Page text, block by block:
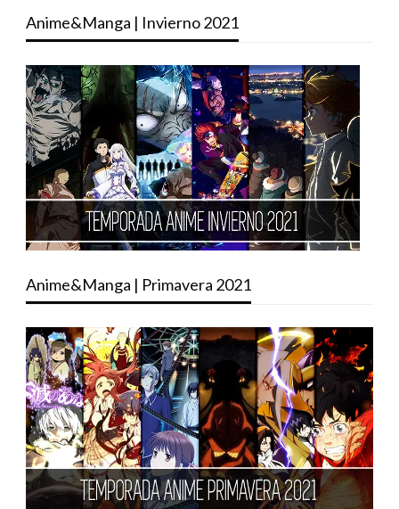
Anime&Manga | Invierno 2021
Anime&Manga | Primavera 2021